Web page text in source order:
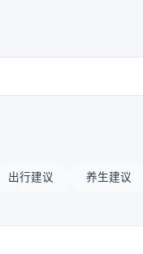
出行建议 养生建议